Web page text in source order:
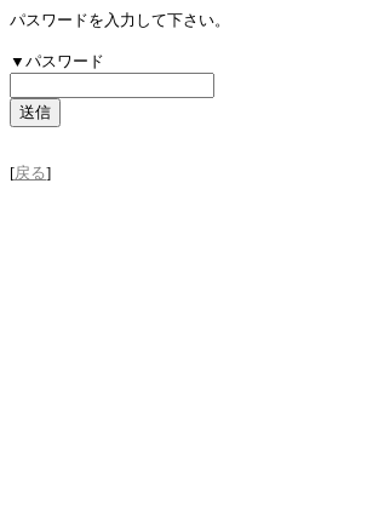
パスワードを入力して下さい。
▼パスワード
[戻る]